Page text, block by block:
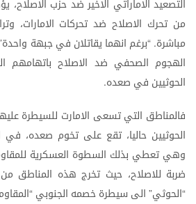
التصعيد الاماراتي الاخير ضد حزب الاصلاح،
من تحرك الاصلاح ضد تحركات الامارات،
مباشرة. “برغم انهما يقاتلان في جبهة واحدة
الهجوم الصحفي ضد الاصلاح باتهامهم
الحوثيين في صعده.
فالمناطق التيتسعى الامارت للسيطرة
الحوثيين حاليا، تقع على تخوم صعده، في
وهي تعطي بذلك السطوة العسكرية
ضربة للاصلاح، حيث تخرج هذه المناطق من
“الحوثي” الى سيطرةخصمه الجنوبي “